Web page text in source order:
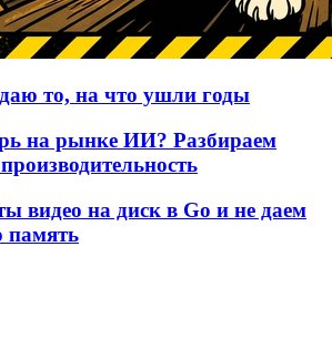
то, на что ушли годы
на рынке ИИ? Разбираем
видео на диск в Go и не даем
память